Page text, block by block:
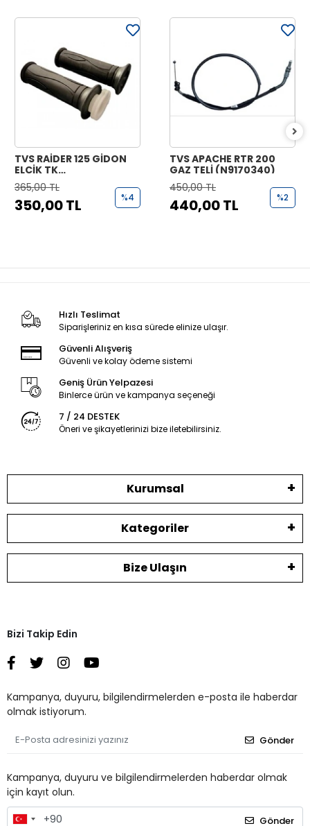
TVS RAİDER 125 GİDON
ELCİK TK
(N9221070+N9221170)
365,00 TL
350,00 TL %4
TVS APACHE RTR 200
GAZ TELİ (N9170340)
450,00 TL
440,00 TL %2
Hızlı Teslimat
Siparişleriniz en kısa sürede elinize ulaşır.
Güvenli Alışveriş
Güvenli ve kolay ödeme sistemi
Geniş Ürün Yelpazesi
Binlerce ürün ve kampanya seçeneği
7 / 24 DESTEK
Öneri ve şikayetlerinizi bize iletebilirsiniz.
Kurumsal
Kategoriler
Bize Ulaşın
Bizi Takip Edin
Kampanya, duyuru, bilgilendirmelerden e-posta ile haberdar
olmak istiyorum.
Gönder
Kampanya, duyuru ve bilgilendirmelerden haberdar olmak
için kayıt olun.
Gönder